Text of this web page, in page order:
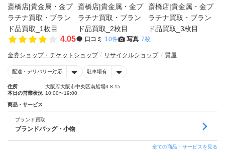
4.05 口コミ 10件 写真 7枚
金券ショップ・チケットショップ リサイクルショップ 質屋
配達・デリバリー対応 駐車場有
住所
大阪府大阪市中央区南船場3-8-15
本日の営業状況 10:00〜19:00
商品・サービス
ブランド買取
ブランドバッグ・小物
全ての商品・サービスを見る